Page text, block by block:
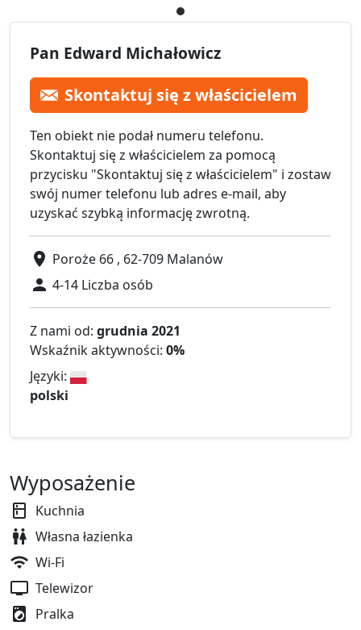
Pan Edward Michałowicz
Skontaktuj się z właścicielem
Ten obiekt nie podał numeru telefonu.
Skontaktuj się z właścicielem za pomocą
przycisku "Skontaktuj się z właścicielem" i zostaw
swój numer telefonu lub adres e-mail, aby
uzyskać szybką informację zwrotną.
Poroże 66 , 62-709 Malanów
4-14 Liczba osób
Z nami od: grudnia 2021
Wskaźnik aktywności: 0%
Języki:
polski
Wyposażenie
Kuchnia
Własna łazienka
Wi-Fi
Telewizor
Pralka